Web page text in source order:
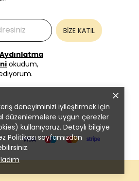
deneyiminizi iyileştirmek için
düzenlemelere uygun çerezler
kullanıyoruz. Detaylı bilgiye
Politikasısayfamızdan
BİZE KATIL
Aydınlatma
okudum,